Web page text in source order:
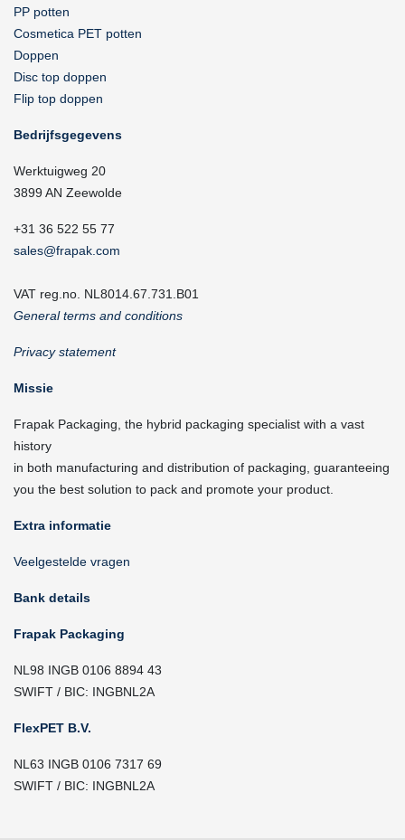
PP potten
Cosmetica PET potten
Doppen
Disc top doppen
Flip top doppen
Bedrijfsgegevens
Werktuigweg 20
3899 AN Zeewolde
+31 36 522 55 77
sales@frapak.com
VAT reg.no. NL8014.67.731.B01
General terms and conditions
Privacy statement
Missie
Frapak Packaging, the hybrid packaging specialist with a vast
history
in both manufacturing and distribution of packaging, guaranteeing
you the best solution to pack and promote your product.
Extra informatie
Veelgestelde vragen
Bank details
Frapak Packaging
NL98 INGB 0106 8894 43
SWIFT / BIC: INGBNL2A
FlexPET B.V.
NL63 INGB 0106 7317 69
SWIFT / BIC: INGBNL2A